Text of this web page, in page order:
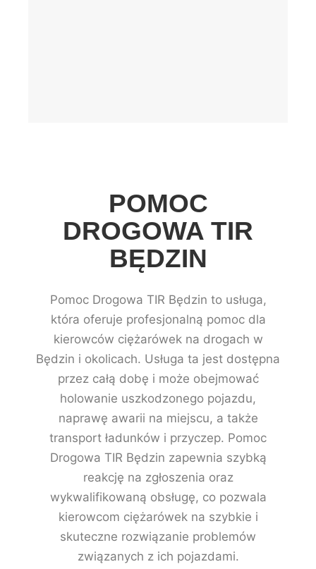
POMOC
DROGOWA TIR
BĘDZIN
Pomoc Drogowa TIR Będzin to usługa,
która oferuje profesjonalną pomoc dla
kierowców ciężarówek na drogach w
Będzin i okolicach. Usługa ta jest dostępna
przez całą dobę i może obejmować
holowanie uszkodzonego pojazdu,
naprawę awarii na miejscu, a także
transport ładunków i przyczep. Pomoc
Drogowa TIR Będzin zapewnia szybką
reakcję na zgłoszenia oraz
wykwalifikowaną obsługę, co pozwala
kierowcom ciężarówek na szybkie i
skuteczne rozwiązanie problemów
związanych z ich pojazdami.